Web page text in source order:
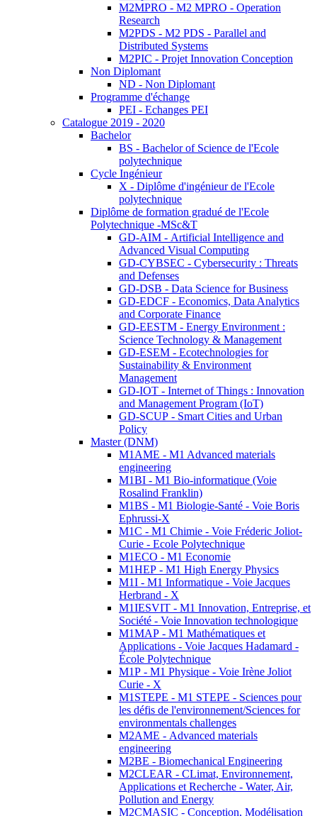
M2MPRO - M2 MPRO - Operation
Research
M2PDS - M2 PDS - Parallel and
Distributed Systems
M2PIC - Projet Innovation Conception
Non Diplomant
ND - Non Diplomant
Programme d'échange
PEI - Echanges PEI
Catalogue 2019 - 2020
Bachelor
BS - Bachelor of Science de l'Ecole
polytechnique
Cycle Ingénieur
X - Diplôme d'ingénieur de l'Ecole
polytechnique
Diplôme de formation gradué de l'Ecole
Polytechnique -MSc&T
GD-AIM - Artificial Intelligence and
Advanced Visual Computing
GD-CYBSEC - Cybersecurity : Threats
and Defenses
GD-DSB - Data Science for Business
GD-EDCF - Economics, Data Analytics
and Corporate Finance
GD-EESTM - Energy Environment :
Science Technology & Management
GD-ESEM - Ecotechnologies for
Sustainability & Environment
Management
GD-IOT - Internet of Things : Innovation
and Management Program (IoT)
GD-SCUP - Smart Cities and Urban
Policy
Master (DNM)
M1AME - M1 Advanced materials
engineering
M1BI - M1 Bio-informatique (Voie
Rosalind Franklin)
M1BS - M1 Biologie-Santé - Voie Boris
Ephrussi-X
M1C - M1 Chimie - Voie Fréderic Joliot-
Curie - Ecole Polytechnique
M1ECO - M1 Economie
M1HEP - M1 High Energy Physics
M1I - M1 Informatique - Voie Jacques
Herbrand - X
M1IESVIT - M1 Innovation, Entreprise, et
Société - Voie Innovation technologique
M1MAP - M1 Mathématiques et
Applications - Voie Jacques Hadamard -
École Polytechnique
M1P - M1 Physique - Voie Irène Joliot
Curie - X
M1STEPE - M1 STEPE - Sciences pour
les défis de l'environnement/Sciences for
environmentals challenges
M2AME - Advanced materials
engineering
M2BE - Biomechanical Engineering
M2CLEAR - CLimat, Environnement,
Applications et Recherche - Water, Air,
Pollution and Energy
M2CMASIC - Conception, Modélisation